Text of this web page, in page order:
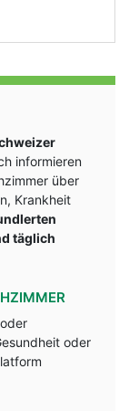
informieren
über
Krankheit
täglich
oder